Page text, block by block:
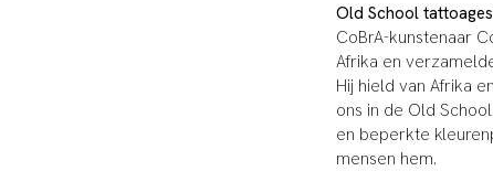
Old School tattoages
CoBrA-kunstenaar
Afrika en
Hij hield van Afrika
ons in de Old
en beperkte
mensen hem.